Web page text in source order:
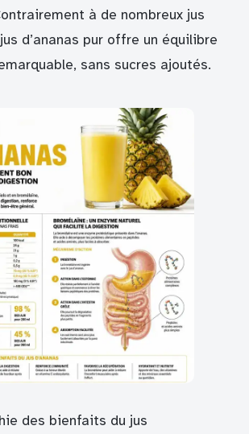
à de nombreux jus
d’ananas pur offre un équilibre
sans sucres ajoutés.
des bienfaits du jus